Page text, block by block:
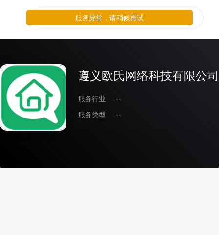
遵义欧氏网络科技有限公司
服务行业
--
服务类型
--
服务异常，请稍候再试